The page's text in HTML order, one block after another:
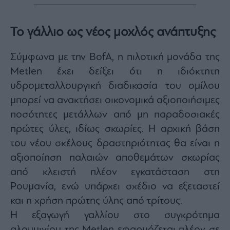
and
Privacy
can
opt
out
at
time.
This
site
is
protected
by
and
the
Google
Privacy
Policy
and
of
apply.
Το γάλλιο ως νέος μοχλός ανάπτυξης
Σύμφωνα με την BofA, η πιλοτική μονάδα της
Metlen έχει δείξει ότι η ιδιόκτητη
υδρομεταλλουργική διαδικασία του ομίλου
μπορεί να ανακτήσει οικονομικά αξιοποιήσιμες
ποσότητες μετάλλων από μη παραδοσιακές
πρώτες ύλες, ιδίως σκωρίες. Η αρχική βάση
του νέου σκέλους δραστηριότητας θα είναι η
αξιοποίηση παλαιών αποθεμάτων σκωρίας
από κλειστή πλέον εγκατάσταση στη
Ρουμανία, ενώ υπάρχει σχέδιο να εξεταστεί
και η χρήση πρώτης ύλης από τρίτους.
Η εξαγωγή γαλλίου στο συγκρότημα